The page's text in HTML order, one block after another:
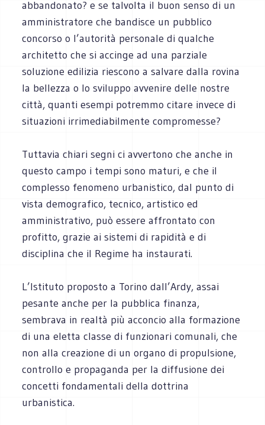
abbandonato? e se talvolta il buon senso di un
amministratore che bandisce un pubblico
concorso o l’autorità personale di qualche
architetto che si accinge ad una parziale
soluzione edilizia riescono a salvare dalla rovina
la bellezza o lo sviluppo avvenire delle nostre
città, quanti esempi potremmo citare invece di
situazioni irrimediabilmente compromesse?
Tuttavia chiari segni ci avvertono che anche in
questo campo i tempi sono maturi, e che il
complesso fenomeno urbanistico, dal punto di
vista demografico, tecnico, artistico ed
amministrativo, può essere affrontato con
profitto, grazie ai sistemi di rapidità e di
disciplina che il Regime ha instaurati.
L’Istituto proposto a Torino dall’Ardy, assai
pesante anche per la pubblica finanza,
sembrava in realtà più acconcio alla formazione
di una eletta classe di funzionari comunali, che
non alla creazione di un organo di propulsione,
controllo e propaganda per la diffusione dei
concetti fondamentali della dottrina
urbanistica.